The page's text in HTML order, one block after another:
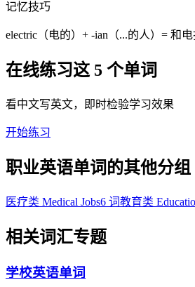
记忆技巧
electric（电的）+ -ian（...的人）= 和
在线练习这 5 个单词
看中文写英文，即时检验学习效果
开始练习
职业英语单词的其他分组
医疗类 Medical Jobs6 词教育类
相关词汇专题
学校英语单词